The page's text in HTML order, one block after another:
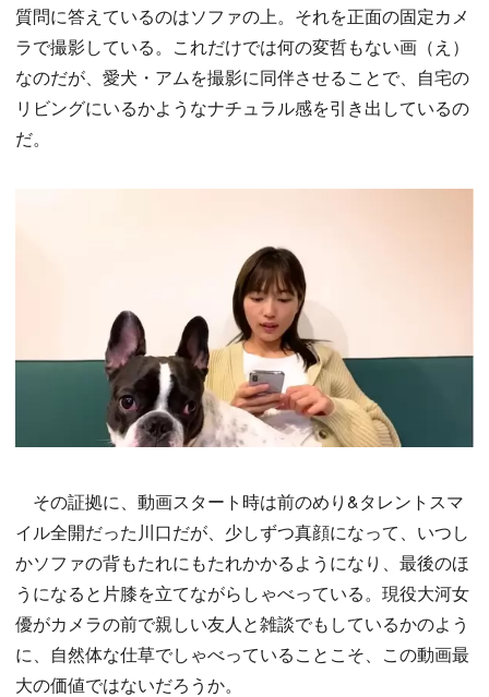
質問に答えているのはソファの上。それを正面の固定カメ
ラで撮影している。これだけでは何の変哲もない画（え）
なのだが、愛犬・アムを撮影に同伴させることで、自宅の
リビングにいるかようなナチュラル感を引き出しているの
だ。
その証拠に、動画スタート時は前のめり&タレントスマ
イル全開だった川口だが、少しずつ真顔になって、いつし
かソファの背もたれにもたれかかるようになり、最後のほ
うになると片膝を立てながらしゃべっている。現役大河女
優がカメラの前で親しい友人と雑談でもしているかのよう
に、自然体な仕草でしゃべっていることこそ、この動画最
大の価値ではないだろうか。